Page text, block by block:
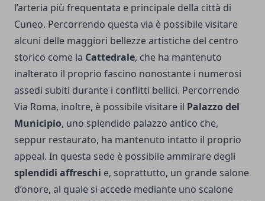
l’arteria più frequentata e principale della città di
Cuneo. Percorrendo questa via è possibile visitare
alcuni delle maggiori bellezze artistiche del centro
storico come la Cattedrale, che ha mantenuto
inalterato il proprio fascino nonostante i numerosi
assedi subiti durante i conflitti bellici. Percorrendo
Via Roma, inoltre, è possibile visitare il Palazzo del
Municipio, uno splendido palazzo antico che,
seppur restaurato, ha mantenuto intatto il proprio
appeal. In questa sede è possibile ammirare degli
splendidi affreschi e, soprattutto, un grande salone
d’onore, al quale si accede mediante uno scalone